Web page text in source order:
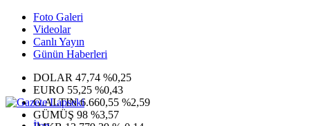
Foto Galeri
Videolar
Canlı Yayın
Günün Haberleri
DOLAR 47,74 %0,25
EURO 55,25 %0,43
G.ALTIN6.660,55 %2,59
GÜMÜŞ 98 %3,57